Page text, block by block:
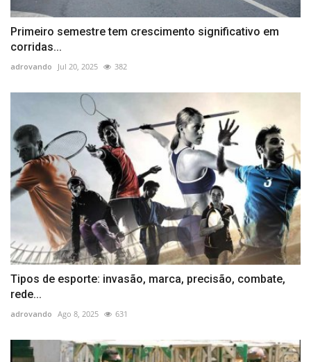
Primeiro semestre tem crescimento significativo em
corridas...
adrovando Jul 20, 2025 382
Tipos de esporte: invasão, marca, precisão, combate,
rede...
adrovando Ago 8, 2025 631